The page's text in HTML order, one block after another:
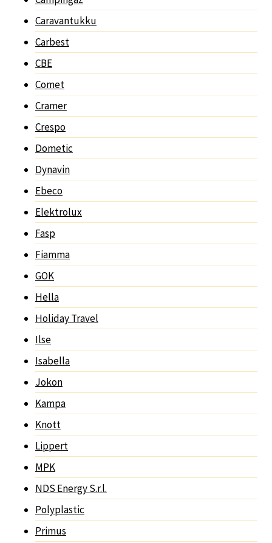
Caravantukku
Carbest
CBE
Comet
Cramer
Crespo
Dometic
Dynavin
Ebeco
Elektrolux
Fasp
Fiamma
GOK
Hella
Holiday Travel
Ilse
Isabella
Jokon
Kampa
Knott
Lippert
MPK
NDS Energy S.r.l.
Polyplastic
Primus